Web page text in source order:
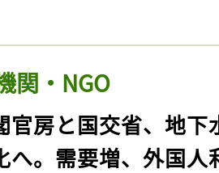
関・NGO
官房と国交省、地下
へ。需要増、外国人